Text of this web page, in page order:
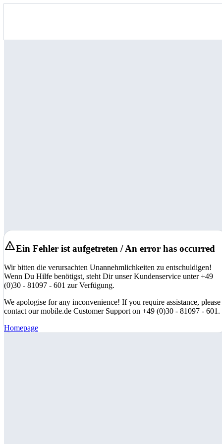
Ein Fehler ist aufgetreten / An error has occurred
Wir bitten die verursachten Unannehmlichkeiten zu entschuldigen!
Wenn Du Hilfe benötigst, steht Dir unser Kundenservice unter +49
(0)30 - 81097 - 601 zur Verfügung.
We apologise for any inconvenience! If you require assistance, please
contact our mobile.de Customer Support on +49 (0)30 - 81097 - 601.
Homepage